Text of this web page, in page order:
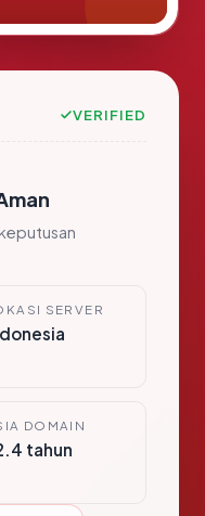
VERIFIED
SERVER
DOMAIN
tahun